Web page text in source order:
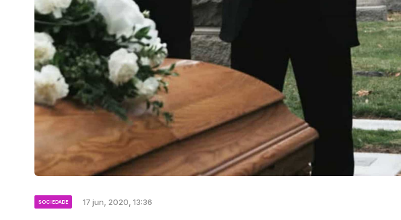
SOCIEDADE 17 jun, 2020, 13:36